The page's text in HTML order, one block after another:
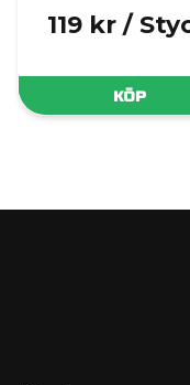
119 kr /
KÖP